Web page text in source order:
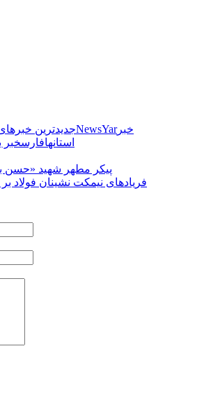
جدیدترینNewsYarخبر
استانهافارسخبر
پیکر مطهر شهید «حسن
فریادهای نیمکت نشینان فولاد